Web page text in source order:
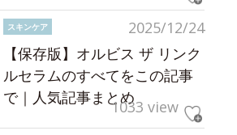
2025/12/24
スキンケア
【保存版】オルビス ザ リンク
ルセラムのすべてをこの記事
で｜人気記事まとめ1033 view